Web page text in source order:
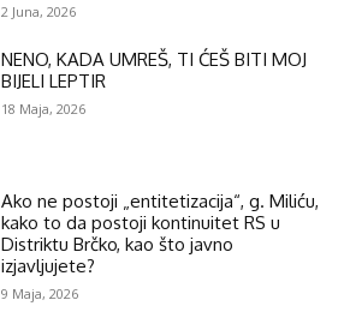
2 Juna, 2026
NENO, KADA UMREŠ, TI ĆEŠ BITI MOJ
BIJELI LEPTIR
18 Maja, 2026
Ako ne postoji „entitetizacija“, g. Miliću,
kako to da postoji kontinuitet RS u
Distriktu Brčko, kao što javno
izjavljujete?
9 Maja, 2026